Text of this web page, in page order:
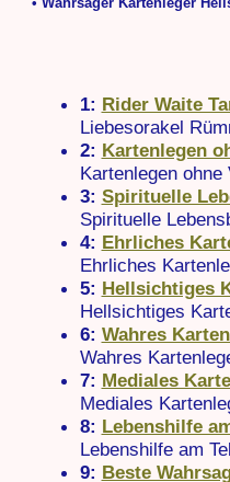
1: Rider Waite
Liebesorakel
2: Kartenlegen
Kartenlegen ohne
3: Spirituelle
Spirituelle
4: Ehrliches
Ehrliches
5: Hellsichtiges
Hellsichtiges
6: Wahres
Wahres
7: Mediales
Mediales
8: Lebenshilfe
Lebenshilfe am
9: Beste